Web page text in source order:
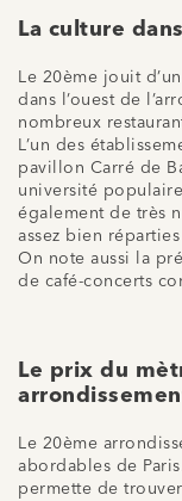
La culture
Le 20ème jouit
dans l’ouest de
nombreux
L’un des
pavillon Carré de
université
également de très
assez bien
On note aussi la
de café-concerts
Le prix du
Le 20ème
abordables de
permette de